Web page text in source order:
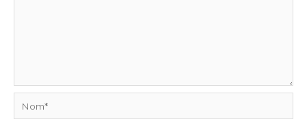
Nom*